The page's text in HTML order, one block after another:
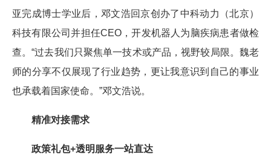
亚完成博士学业后，邓文浩回京创办了中科动力（北京）
科技有限公司并担任CEO，开发机器人为脑疾病患者做检
查。“过去我们只聚焦单一技术或产品，视野较局限。魏老
师的分享不仅展现了行业趋势，更让我意识到自己的事业
也承载着国家使命。”邓文浩说。
精准对接需求
政策礼包+透明服务一站直达